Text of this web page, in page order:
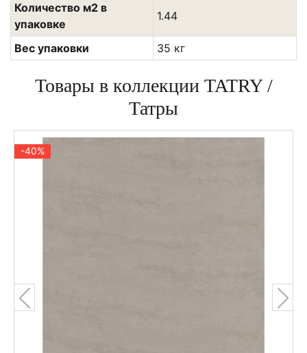
Количество м2 в
упаковке
1.44
Вес упаковки 35 кг
Товары в коллекции TATRY /
Татры
-40%